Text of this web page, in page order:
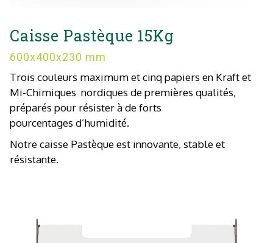
Caisse Pastèque 15Kg
600x400x230 mm
Trois couleurs maximum et cinq papiers en Kraft et
Mi-Chimiques nordiques de premières qualités,
préparés pour résister à de forts
pourcentages d’humidité.
Notre caisse Pastèque est innovante, stable et
résistante.